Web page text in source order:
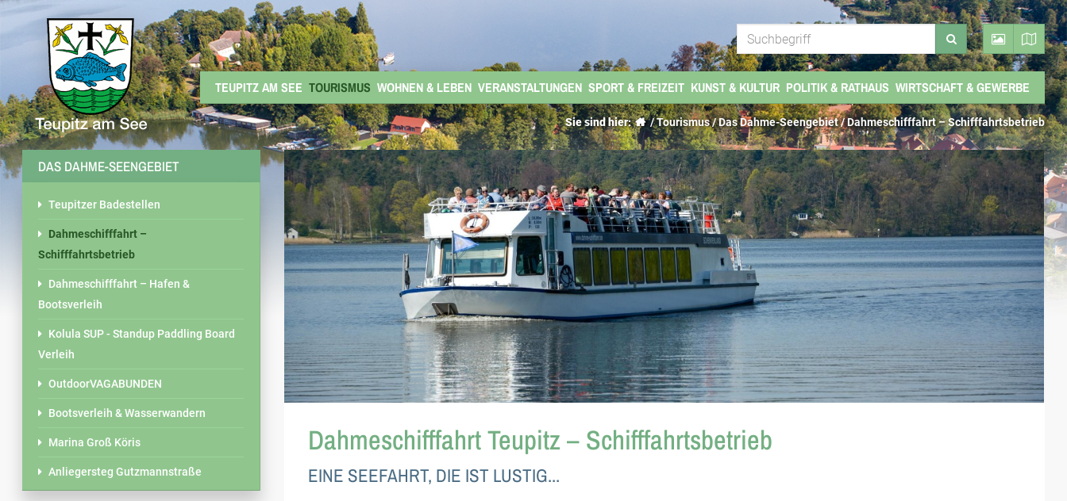
TEUPITZ AM SEE TOURISMUS WOHNEN & LEBEN VERANSTALTUNGEN SPORT & FREIZEIT KUNST & KULTUR POLITIK & RATHAUS WIRTSCHAFT & GEWERBE
Sie sind hier: / Tourismus /Das Dahme-Seengebiet/Dahmeschifffahrt – Schifffahrtsbetrieb
Dahmeschifffahrt Teupitz – Schifffahrtsbetrieb
EINE SEEFAHRT, DIE IST LUSTIG...
DAS DAHME-SEENGEBIET
Teupitzer Badestellen
Dahmeschifffahrt –
Schifffahrtsbetrieb
Dahmeschifffahrt – Hafen &
Bootsverleih
Kolula SUP - Standup Paddling Board
Verleih
OutdoorVAGABUNDEN
Bootsverleih & Wasserwandern
Marina Groß Köris
Anliegersteg Gutzmannstraße